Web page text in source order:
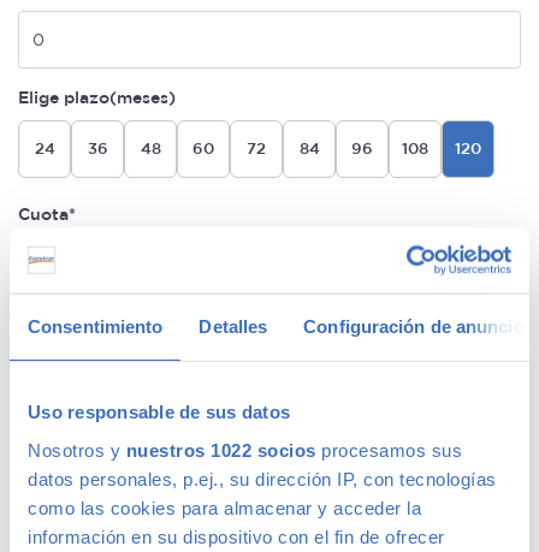
Consentimiento Detalles Configuración de anuncios
Uso responsable de sus datos
Nosotros y nuestros 1022 socios procesamos sus
datos personales, p.ej., su dirección IP, con tecnologías
como las cookies para almacenar y acceder la
información en su dispositivo con el fin de ofrecer
Elige plazo(meses)
24 36 48 60 72 84 96 108 120
Cuota*
283€/mes
Sin coche de sustitución
275€/mes
MÁS BARATA
1 año Garantía Premium Plata
Sin permanencia
Sin coche de sustitución